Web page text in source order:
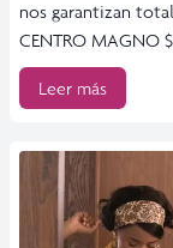
nos garantizan total
CENTRO MAGNO
Leer más